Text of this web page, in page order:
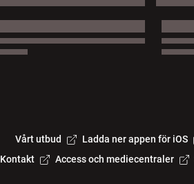
Vårt utbud Ladda ner appen för iOS
Kontakt
Access och mediecentraler